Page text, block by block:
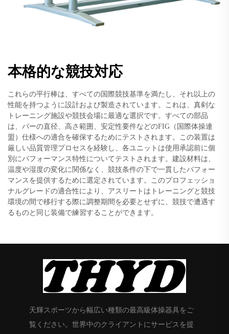
本格的な競技対応
これらの平行棒は、すべての国際競技基準を満たし、それ以上の
性能を持つように設計および製造されています。これは、真剣な
トレーニング施設や競技会場に最適な選択です。すべての部品
は、バーの直径、高さ範囲、安定性要件などのFIG（国際体操連
盟）仕様への適合を確保するためにテストされます。この装置は
厳しい品質管理プロセスを経験し、各ユニットは使用承認前に個
別にパフォーマンス特性についてテストされます。建設材料は、
温度や湿度の変化に関係なく、競技条件の下で一貫したパフォー
マンスを提供するために選定されています。このプロフェッショ
ナルグレードの適合性により、アスリートはトレーニングと競技
環境の間で移行する際に調整期間を必要とせずに、競技で遭遇す
るものと同じ装備で練習することができます。
天輝スポーツから幅広い種類の最高級体操器具をご
覧ください。世界中のクライアントにサービスを提